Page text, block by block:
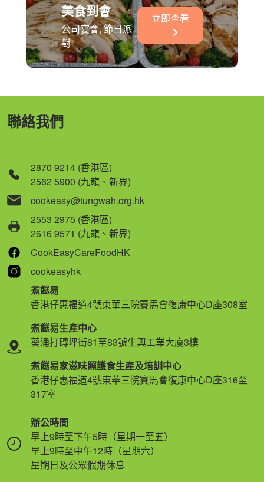
美食到會
公司宴會, 節日派
對
立即查看
聯絡我們
2870 9214 (香港區)
2562 5900 (九龍、新界)
cookeasy@tungwah.org.hk
2553 2975 (香港區)
2616 9571 (九龍、新界)
CookEasyCareFoodHK
cookeasyhk
煮餸易
香港仔惠福道4號東華三院賽馬會復康中心D座308室
煮餸易生產中心
葵涌打磚坪街81至83號生興工業大廈3樓
煮餸易家滋味照護食生產及培訓中心
香港仔惠福道4號東華三院賽馬會復康中心D座316至
317室
辦公時間
早上9時至下午5時（星期一至五）
早上9時至中午12時（星期六）
星期日及公眾假期休息